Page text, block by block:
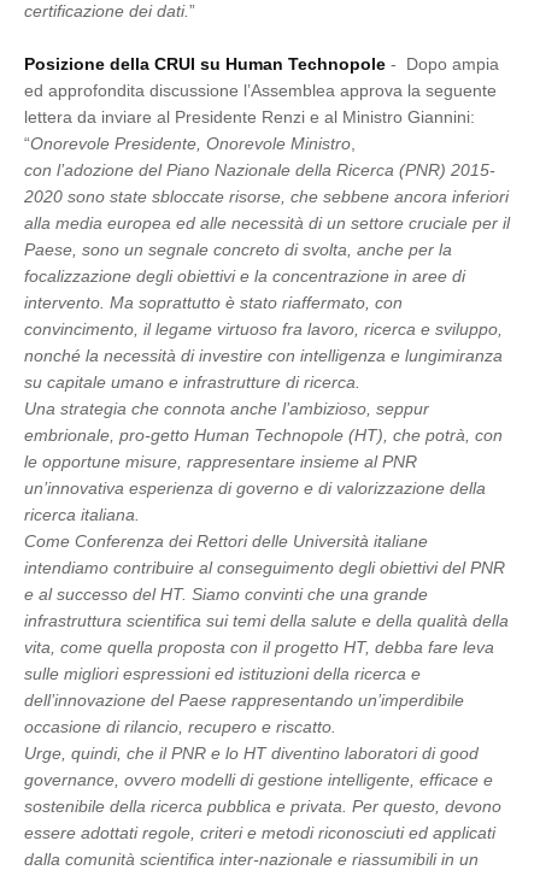
certificazione dei dati.”
Posizione della CRUI su Human Technopole - Dopo ampia
ed approfondita discussione l’Assemblea approva la seguente
lettera da inviare al Presidente Renzi e al Ministro Giannini:
“Onorevole Presidente, Onorevole Ministro
con l’adozione del Piano Nazionale della Ricerca (PNR) 2015-
2020 sono state sbloccate risorse, che sebbene ancora inferiori
alla media europea ed alle necessità di un settore cruciale per il
Paese, sono un segnale concreto di svolta, anche per la
focalizzazione degli obiettivi e la concentrazione in aree di
intervento. Ma soprattutto è stato riaffermato, con
convincimento, il legame virtuoso fra lavoro, ricerca e sviluppo,
nonché la necessità di investire con intelligenza e lungimiranza
su capitale umano e infrastrutture di ricerca.
Una strategia che connota anche l’ambizioso, seppur
embrionale, pro-getto Human Technopole (HT), che potrà, con
le opportune misure, rappresentare insieme al PNR
un’innovativa esperienza di governo e di valorizzazione della
ricerca italiana.
Come Conferenza dei Rettori delle Università italiane
intendiamo contribuire al conseguimento degli obiettivi del PNR
e al successo del HT. Siamo convinti che una grande
infrastruttura scientifica sui temi della salute e della qualità della
vita, come quella proposta con il progetto HT, debba fare leva
sulle migliori espressioni ed istituzioni della ricerca e
dell’innovazione del Paese rappresentando un’imperdibile
occasione di rilancio, recupero e riscatto.
Urge, quindi, che il PNR e lo HT diventino laboratori di good
governance, ovvero modelli di gestione intelligente, efficace e
sostenibile della ricerca pubblica e privata. Per questo, devono
essere adottati regole, criteri e metodi riconosciuti ed applicati
dalla comunità scientifica inter-nazionale e riassumibili in un